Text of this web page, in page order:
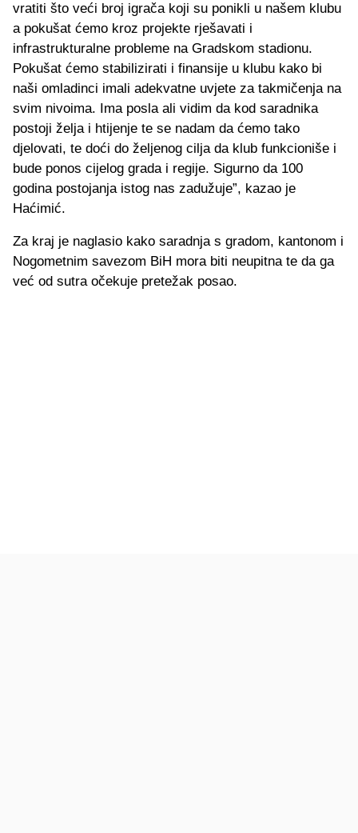
vratiti što veći broj igrača koji su ponikli u našem klubu
a pokušat ćemo kroz projekte rješavati i
infrastrukturalne probleme na Gradskom stadionu.
Pokušat ćemo stabilizirati i finansije u klubu kako bi
naši omladinci imali adekvatne uvjete za takmičenja na
svim nivoima. Ima posla ali vidim da kod saradnika
postoji želja i htijenje te se nadam da ćemo tako
djelovati, te doći do željenog cilja da klub funkcioniše i
bude ponos cijelog grada i regije. Sigurno da 100
godina postojanja istog nas zadužuje”, kazao je
Haćimić.
Za kraj je naglasio kako saradnja s gradom, kantonom i
Nogometnim savezom BiH mora biti neupitna te da ga
već od sutra očekuje pretežak posao.